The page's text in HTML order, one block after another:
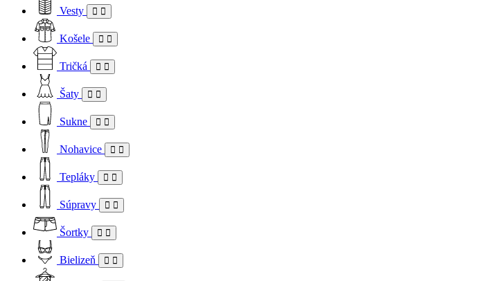
Vesty
Košele
Tričká
Šaty
Sukne
Nohavice
Tepláky
Súpravy
Šortky
Bielizeň